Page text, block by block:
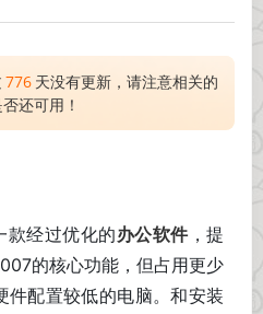
776 天没有更新，请注意相关的
还可用！
经过优化的办公软件，提
的核心功能，但占用更少
件配置较低的电脑。和安装